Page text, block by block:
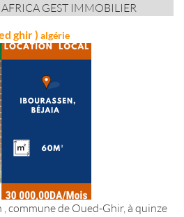
GEST IMMOBILIER
ghir ) algérie
commune de Oued-Ghir, à quinze